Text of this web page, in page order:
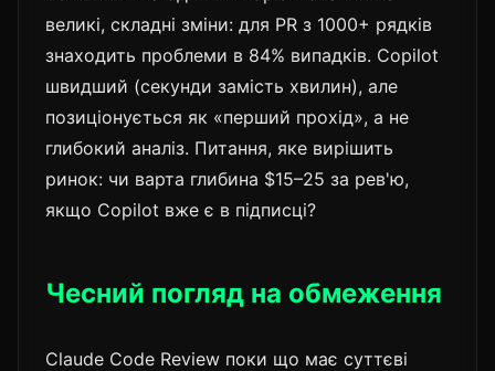
великі, складні зміни: для PR з 1000+ рядків
знаходить проблеми в 84% випадків. Copilot
швидший (секунди замість хвилин), але
позиціонується як «перший прохід», а не
глибокий аналіз. Питання, яке вирішить
ринок: чи варта глибина $15–25 за рев'ю,
якщо Copilot вже є в підписці?
Чесний погляд на обмеження
Claude Code Review поки що має суттєві